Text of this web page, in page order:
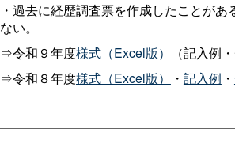
・過去に経歴調査票を作成したことが
ない。
⇒令和９年度様式（Excel版）
（記入例
⇒令和８年度様式（Excel版） ・ 記入例 ・